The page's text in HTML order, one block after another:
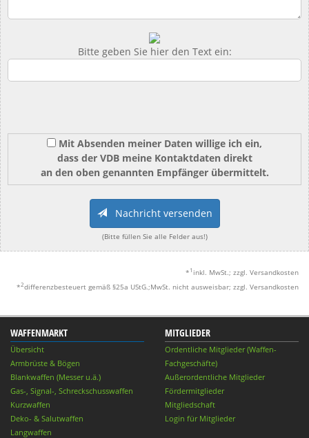
Bitte geben Sie hier den Text ein:
Mit Absenden meiner Daten willige ich ein,
dass der VDB meine Kontaktdaten direkt
an den oben genannten Empfänger übermittelt.
Nachricht versenden
(Bitte füllen Sie alle Felder aus!)
* 1 inkl. MwSt.; zzgl. Versandkosten
*2differenzbesteuert gemäß §25a UStG.;MwSt. nicht ausweisbar; zzgl. Versandkosten
WAFFENMARKT
Übersicht
Armbrüste & Bögen
Blankwaffen (Messer u.ä.)
Gas-, Signal-, Schreckschusswaffen
Kurzwaffen
Deko- & Salutwaffen
Langwaffen
MITGLIEDER
Ordentliche Mitglieder (Waffen-
Fachgeschäfte)
Außerordentliche Mitglieder
Fördermitglieder
Mitgliedschaft
Login für Mitglieder